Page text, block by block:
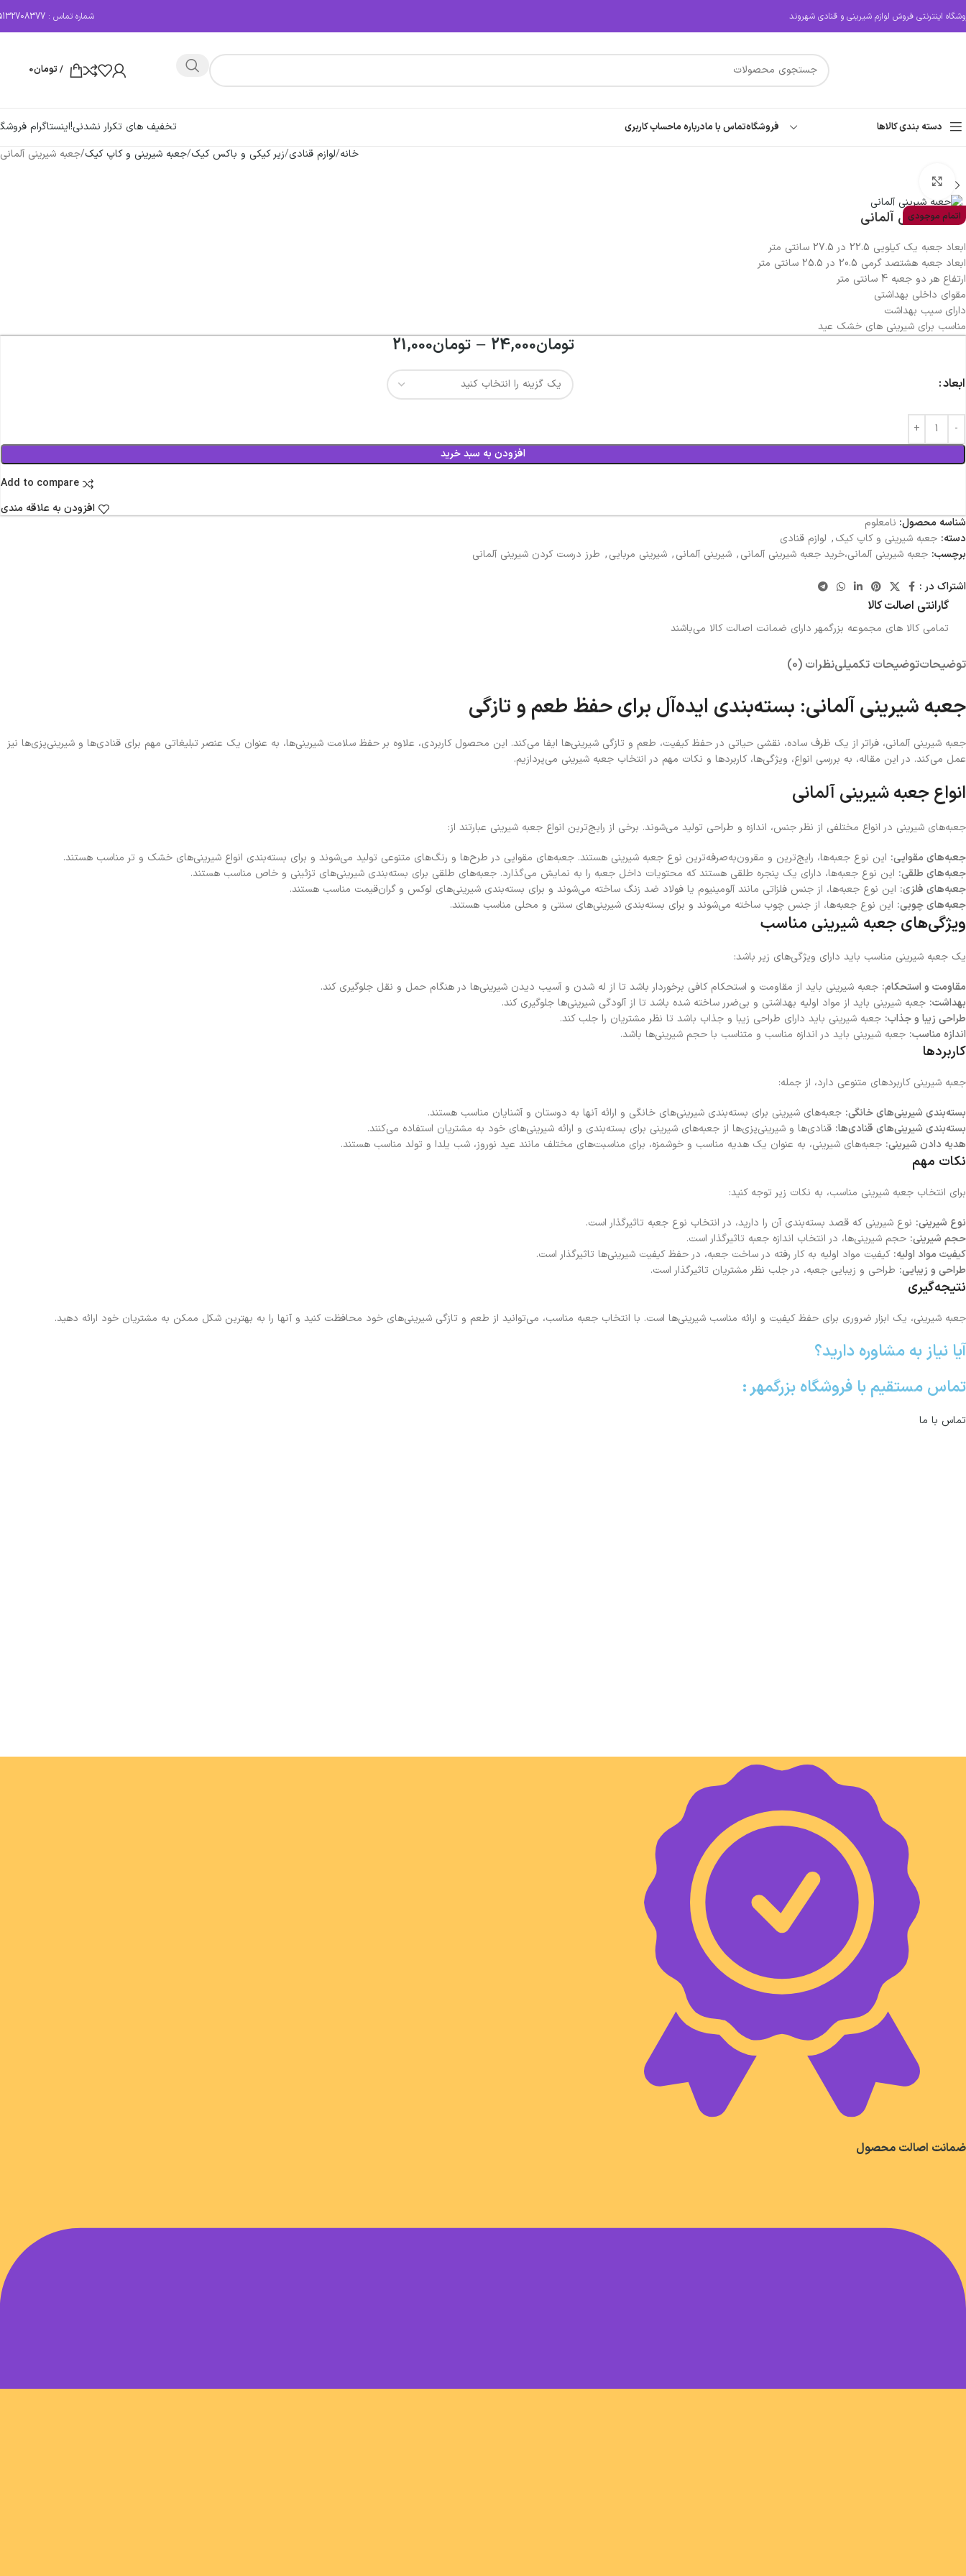
اینترنتی فروش لوازم شیرینی و قنادی شهروند شماره تماس :
/ تومان0
دسته بندی کالاها فروشگاهتماس با مادرباره ماحساب کاربری تخفیف های تکرار نشدنی!اینستاگرام
خانه لوازم قنادی زیر کیکی و باکس کیک جعبه شیرینی و کاپ کیک جعبه شیرینی آلمانی
اتمام موجودی
جعبه شیرینی آلمانی
ابعاد جعبه یک کیلویی 22.5 در 27.5 سانتی متر
ابعاد جعبه هشتصد گرمی 20.5 در 25.5 سانتی متر
ارتفاع هر دو جعبه 4 سانتی متر
مقوای داخلی بهداشتی
دارای سیب بهداشت
مناسب برای شیرینی های خشک عید
تومان24,000
– تومان21,000
ابعاد
افزودن به سبد خرید
Add to compare
افزودن به علاقه مندی
شناسه محصول: نامعلوم
دسته: جعبه شیرینی و کاپ کیک, لوازم قنادی
برچسب: جعبه شیرینی آلمانی،خرید جعبه شیرینی آلمانی, شیرینی آلمانی, شیرینی مربایی, طرز درست کردن شیرینی آلمانی
اشتراک در :
گارانتی اصالت کالا
تمامی کالا های مجموعه بزرگمهر دارای ضمانت اصالت کالا می‌باشند
توضیحاتتوضیحات تکمیلینظرات (0)
جعبه شیرینی آلمانی: بسته‌بندی ایده‌آل برای حفظ طعم و تازگی
جعبه شیرینی آلمانی، فراتر از یک ظرف ساده، نقشی حیاتی در حفظ کیفیت، طعم و تازگی شیرینی‌ها ایفا می‌کند. این محصول کاربردی، علاوه بر حفظ سلامت شیرینی‌ها، به عنوان یک عنصر تبلیغاتی مهم برای قنادی‌ها و شیرینی‌پزی‌ها نیز
عمل می‌کند. در این مقاله، به بررسی انواع، ویژگی‌ها، کاربردها و نکات مهم در انتخاب جعبه شیرینی می‌پردازیم.
انواع جعبه شیرینی آلمانی
جعبه‌های شیرینی در انواع مختلفی از نظر جنس، اندازه و طراحی تولید می‌شوند. برخی از رایج‌ترین انواع جعبه شیرینی عبارتند از:
جعبه‌های مقوایی: این نوع جعبه‌ها، رایج‌ترین و مقرون‌به‌صرفه‌ترین نوع جعبه شیرینی هستند. جعبه‌های مقوایی در طرح‌ها و رنگ‌های متنوعی تولید می‌شوند و برای بسته‌بندی انواع شیرینی‌های خشک و تر مناسب هستند.
جعبه‌های طلقی: این نوع جعبه‌ها، دارای یک پنجره طلقی هستند که محتویات داخل جعبه را به نمایش می‌گذارد. جعبه‌های طلقی برای بسته‌بندی شیرینی‌های تزئینی و خاص مناسب هستند.
جعبه‌های فلزی: این نوع جعبه‌ها، از جنس فلزاتی مانند آلومینیوم یا فولاد ضد زنگ ساخته می‌شوند و برای بسته‌بندی شیرینی‌های لوکس و گران‌قیمت مناسب هستند.
جعبه‌های چوبی: این نوع جعبه‌ها، از جنس چوب ساخته می‌شوند و برای بسته‌بندی شیرینی‌های سنتی و محلی مناسب هستند.
ویژگی‌های جعبه شیرینی مناسب
یک جعبه شیرینی مناسب باید دارای ویژگی‌های زیر باشد:
مقاومت و استحکام: جعبه شیرینی باید از مقاومت و استحکام کافی برخوردار باشد تا از له شدن و آسیب دیدن شیرینی‌ها در هنگام حمل و نقل جلوگیری کند.
بهداشت: جعبه شیرینی باید از مواد اولیه بهداشتی و بی‌ضرر ساخته شده باشد تا از آلودگی شیرینی‌ها جلوگیری کند.
طراحی زیبا و جذاب: جعبه شیرینی باید دارای طراحی زیبا و جذاب باشد تا نظر مشتریان را جلب کند.
اندازه مناسب: جعبه شیرینی باید در اندازه مناسب و متناسب با حجم شیرینی‌ها باشد.
کاربردها
جعبه شیرینی کاربردهای متنوعی دارد، از جمله:
بسته‌بندی شیرینی‌های خانگی: جعبه‌های شیرینی برای بسته‌بندی شیرینی‌های خانگی و ارائه آنها به دوستان و آشنایان مناسب هستند.
بسته‌بندی شیرینی‌های قنادی‌ها: قنادی‌ها و شیرینی‌پزی‌ها از جعبه‌های شیرینی برای بسته‌بندی و ارائه شیرینی‌های خود به مشتریان استفاده می‌کنند.
هدیه دادن شیرینی: جعبه‌های شیرینی، به عنوان یک هدیه مناسب و خوشمزه، برای مناسبت‌های مختلف مانند عید نوروز، شب یلدا و تولد مناسب هستند.
نکات مهم
برای انتخاب جعبه شیرینی مناسب، به نکات زیر توجه کنید:
نوع شیرینی: نوع شیرینی که قصد بسته‌بندی آن را دارید، در انتخاب نوع جعبه تاثیرگذار است.
حجم شیرینی: حجم شیرینی‌ها، در انتخاب اندازه جعبه تاثیرگذار است.
کیفیت مواد اولیه: کیفیت مواد اولیه به کار رفته در ساخت جعبه، در حفظ کیفیت شیرینی‌ها تاثیرگذار است.
طراحی و زیبایی: طراحی و زیبایی جعبه، در جلب نظر مشتریان تاثیرگذار است.
نتیجه‌گیری
جعبه شیرینی، یک ابزار ضروری برای حفظ کیفیت و ارائه مناسب شیرینی‌ها است. با انتخاب جعبه مناسب، می‌توانید از طعم و تازگی شیرینی‌های خود محافظت کنید و آنها را به بهترین شکل ممکن به مشتریان خود ارائه دهید.
آیا نیاز به مشاوره دارید؟
تماس مستقیم با فروشگاه بزرگمهر :
تماس با ما
ضمانت اصالت محصول